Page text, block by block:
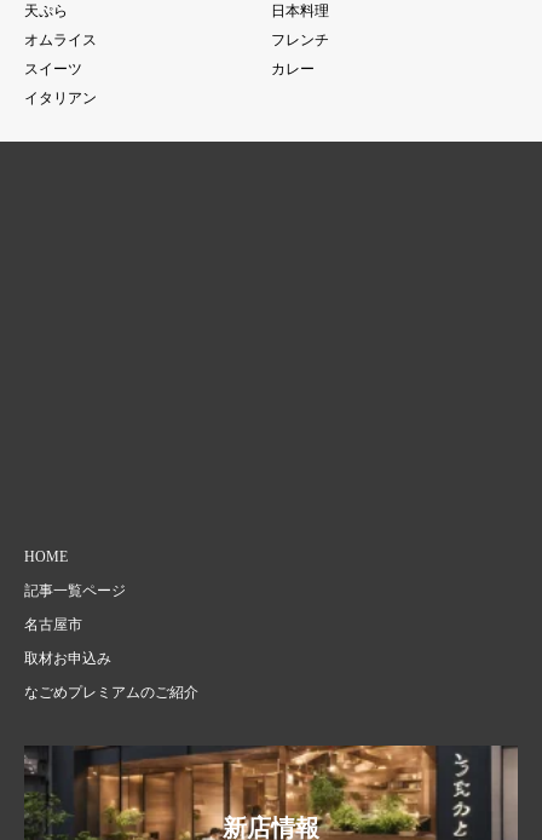
天ぷら
日本料理
オムライス
フレンチ
スイーツ
カレー
イタリアン
HOME
記事一覧ページ
名古屋市
取材お申込み
なごめプレミアムのご紹介
新店情報